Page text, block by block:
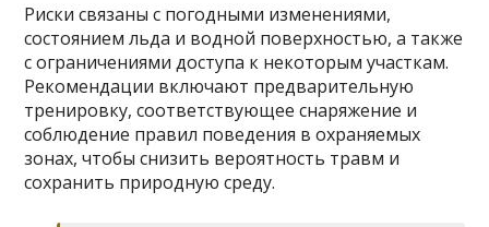
Риски связаны с погодными изменениями,
состоянием льда и водной поверхностью, а также
с ограничениями доступа к некоторым участкам.
Рекомендации включают предварительную
тренировку, соответствующее снаряжение и
соблюдение правил поведения в охраняемых
зонах, чтобы снизить вероятность травм и
сохранить природную среду.